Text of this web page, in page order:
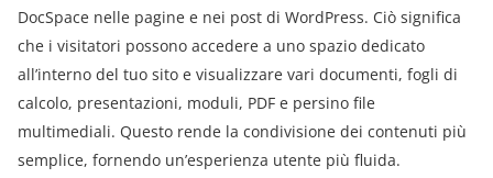
DocSpace nelle pagine e nei post di WordPress. Ciò significa
che i visitatori possono accedere a uno spazio dedicato
all’interno del tuo sito e visualizzare vari documenti, fogli di
calcolo, presentazioni, moduli, PDF e persino file
multimediali. Questo rende la condivisione dei contenuti più
semplice, fornendo un’esperienza utente più fluida.